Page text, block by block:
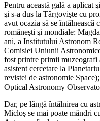
Pentru această gală a aplicat
şi s-a dus la Târgovişte cu
avut ocazia să se întâlnească
româneşti şi mondiale:
ani, a Institutului Astronom
Comisiei Uniunii
fost printre primii muzeografi
asistent cercetare la
revistei de astronomie
Optical Astronomy
Dar, pe lângă întâlnirea cu
Micloş se mai poate mândri